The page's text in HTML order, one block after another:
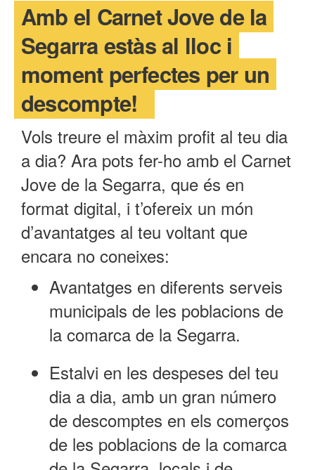
Amb el Carnet Jove de la
Segarra estàs al lloc i
moment perfectes per un
descompte!
Vols treure el màxim profit al teu dia
a dia? Ara pots fer-ho amb el Carnet
Jove de la Segarra, que és en
format digital, i t’ofereix un món
d’avantatges al teu voltant que
encara no coneixes:
Avantatges en diferents serveis
municipals de les poblacions de
la comarca de la Segarra.
Estalvi en les despeses del teu
dia a dia, amb un gran número
de descomptes en els comerços
de les poblacions de la comarca